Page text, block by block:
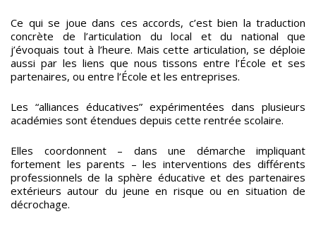
Ce qui se joue dans ces accords, c’est bien la traduction
concrète de l’articulation du local et du national que
j’évoquais tout à l’heure. Mais cette articulation, se déploie
aussi par les liens que nous tissons entre l’École et ses
partenaires, ou entre l’École et les entreprises.
Les “alliances éducatives” expérimentées dans plusieurs
académies sont étendues depuis cette rentrée scolaire.
Elles coordonnent – dans une démarche impliquant
fortement les parents – les interventions des différents
professionnels de la sphère éducative et des partenaires
extérieurs autour du jeune en risque ou en situation de
décrochage.